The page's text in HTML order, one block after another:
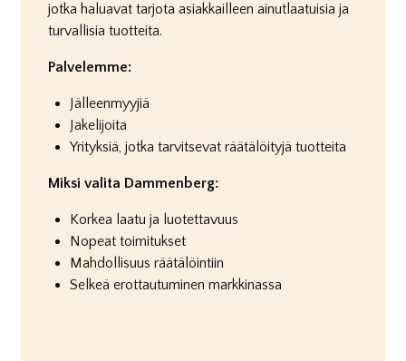
jotka haluavat tarjota asiakkailleen ainutlaatuisia ja
turvallisia tuotteita.
Palvelemme:
Jälleenmyyjiä
Jakelijoita
Yrityksiä, jotka tarvitsevat räätälöityjä tuotteita
Miksi valita Dammenberg:
Korkea laatu ja luotettavuus
Nopeat toimitukset
Mahdollisuus räätälöintiin
Selkeä erottautuminen markkinassa